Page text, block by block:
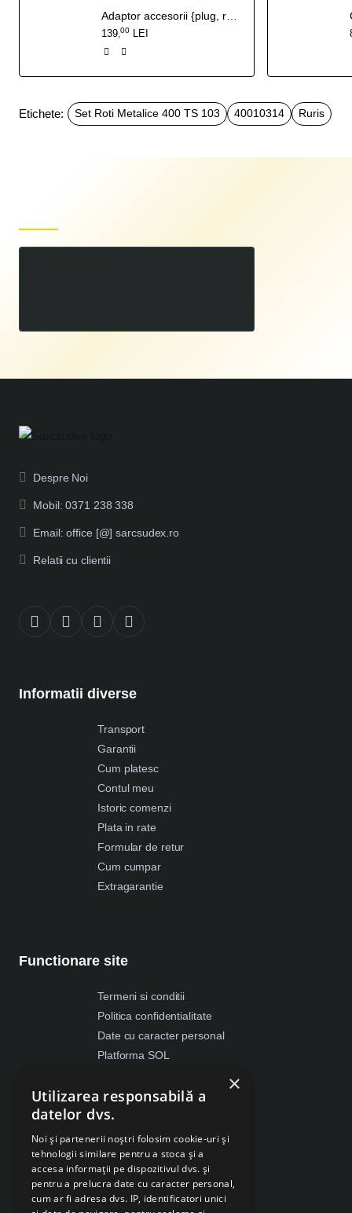
139 00 LEI
Etichete: Set Roti Metalice 400 TS 103 40010314 Ruris
Despre Noi
Mobil: 0371 238 338
Email: office [@] sarcsudex.ro
Relatii cu clientii
Informatii diverse
Transport
Garantii
Cum platesc
Contul meu
Istoric comenzi
Plata in rate
Formular de retur
Cum cumpar
Extragarantie
Functionare site
Termeni si conditii
Politica confidentialitate
Date cu caracter personal
Platforma SOL
Despre Cookies
Retragere din contract
×
Utilizarea responsabilă a
datelor dvs.
Noi și partenerii noștri folosim cookie-uri și
tehnologii similare pentru a stoca și a
accesa informații pe dispozitivul dvs. și
pentru a prelucra date cu caracter personal,
cum ar fi adresa dvs. IP, identificatori unici